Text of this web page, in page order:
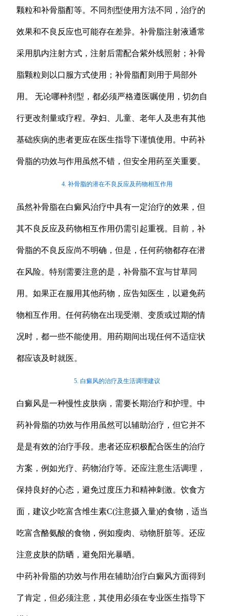
颗粒和补骨脂酊等。不同剂型使用方法不同，治疗的
效果和不良反应也可能存在差异。补骨脂注射液通常
采用肌内注射方式，注射后需配合紫外线照射；补骨
脂颗粒则以口服方式使用；补骨脂酊则用于局部外
用。 无论哪种剂型，都必须严格遵医嘱使用，切勿自
行更改剂量或疗程。孕妇、儿童、老年人及患有其他
基础疾病的患者更应在医生指导下谨慎使用。中药补
骨脂的功效与作用虽然不错，但安全用药至关重要。
4. 补骨脂的潜在不良反应及药物相互作用
虽然补骨脂在白癜风治疗中具有一定治疗的效果，但
其不良反应及药物相互作用仍需引起重视。目前，补
骨脂的不良反应尚不明确，但是，任何药物都存在潜
在风险。特别需要注意的是，补骨脂不宜与甘草同
用。如果正在服用其他药物，应告知医生，以避免药
物相互作用。任何药物在出现受潮、变质或过期的情
况时，都一些不能使用。用药期间出现任何不适症状
都应该及时就医。
5. 白癜风的治疗及生活调理建议
白癜风是一种慢性皮肤病，需要长期治疗和护理。中
药补骨脂的功效与作用虽然可以辅助治疗，但它并不
是是有效的治疗手段。患者还应积极配合医生的治疗
方案，例如光疗、药物治疗等。还应注意生活调理，
保持良好的心态，避免过度压力和精神刺激。饮食方
面，建议少吃富含维生素C(注意摄入量)的食物，适当
吃富含酪氨酸的食物，例如瘦肉、动物肝脏等。还应
注意皮肤的防晒，避免阳光暴晒。
中药补骨脂的功效与作用在辅助治疗白癜风方面得到
了肯定，但必须注意，其使用必须在专业医生指导下